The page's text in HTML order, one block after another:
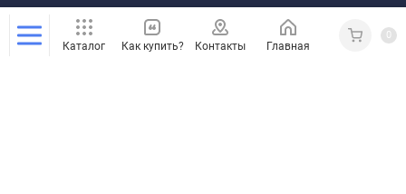
Каталог Как купить? Контакты Главная Кабинет
0